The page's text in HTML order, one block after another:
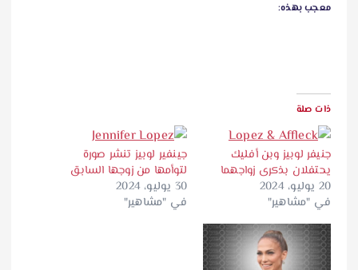
معجب بهذه:
ذات صلة
جنيفر لوبيز وبن أفليك
يحتفلان بذكرى زواجهما
20 يوليو، 2024
في "مشاهير"
جينفير لوبيز تنشر صورة
لتوأمها من زوجها السابق
30 يوليو، 2024
في "مشاهير"